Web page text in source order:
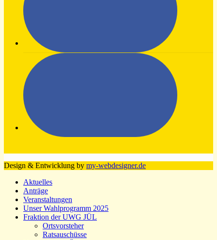
Design & Entwicklung by my-webdesigner.de
Aktuelles
Anträge
Veranstaltungen
Unser Wahlprogramm 2025
Fraktion der UWG JÜL
Ortsvorsteher
Ratsauschüsse